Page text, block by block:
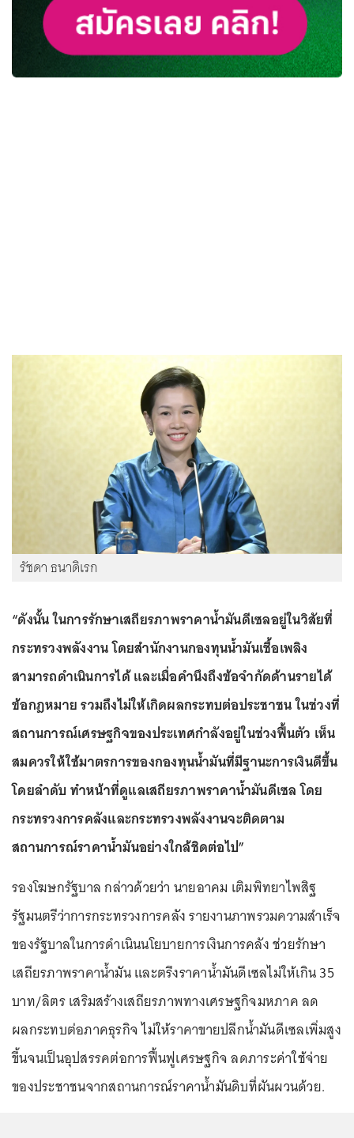
รัชดา ธนาดิเรก
“ดังนั้น ในการรักษาเสถียรภาพราคาน้ำมันดีเซลอยู่ในวิสัยที่
กระทรวงพลังงาน โดยสำนักงานกองทุนน้ำมันเชื้อเพลิง
สามารถดำเนินการได้ และเมื่อคำนึงถึงข้อจำกัดด้านรายได้
ข้อกฎหมาย รวมถึงไม่ให้เกิดผลกระทบต่อประชาชน ในช่วงที่
สถานการณ์เศรษฐกิจของประเทศกำลังอยู่ในช่วงฟื้นตัว เห็น
สมควรให้ใช้มาตรการของกองทุนน้ำมันที่มีฐานะการเงินดีขึ้น
โดยลำดับ ทำหน้าที่ดูแลเสถียรภาพราคาน้ำมันดีเซล โดย
กระทรวงการคลังและกระทรวงพลังงานจะติดตาม
สถานการณ์ราคาน้ำมันอย่างใกล้ชิดต่อไป”
รองโฆษกรัฐบาล กล่าวด้วยว่า นายอาคม เติมพิทยาไพสิฐ
รัฐมนตรีว่าการกระทรวงการคลัง รายงานภาพรวมความสำเร็จ
ของรัฐบาลในการดำเนินนโยบายการเงินการคลัง ช่วยรักษา
เสถียรภาพราคาน้ำมัน และตรึงราคาน้ำมันดีเซลไม่ให้เกิน 35
บาท/ลิตร เสริมสร้างเสถียรภาพทางเศรษฐกิจมหภาค ลด
ผลกระทบต่อภาคธุรกิจ ไม่ให้ราคาขายปลีกน้ำมันดีเซลเพิ่มสูง
ขึ้นจนเป็นอุปสรรคต่อการฟื้นฟูเศรษฐกิจ ลดภาระค่าใช้จ่าย
ของประชาชนจากสถานการณ์ราคาน้ำมันดิบที่ผันผวนด้วย.